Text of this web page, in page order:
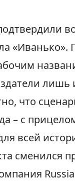
«Иванько».
что
– с
всей
сменился